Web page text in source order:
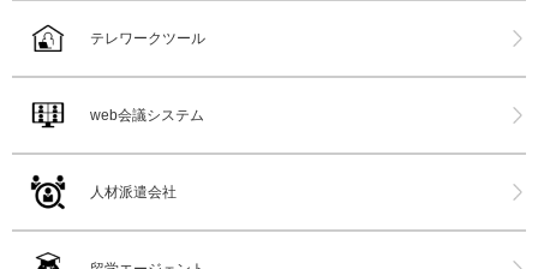
テレワークツール
web会議システム
人材派遣会社